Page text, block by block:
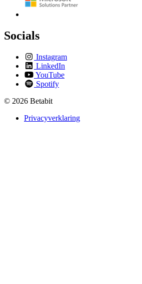
Socials
Instagram
LinkedIn
YouTube
Spotify
© 2026 Betabit
Privacyverklaring